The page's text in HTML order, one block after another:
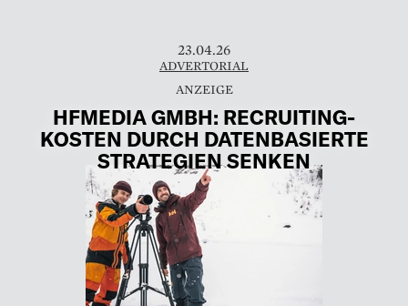
23.04.26
ADVERTORIAL
HFMEDIA GMBH: RECRUITING-
KOSTEN DURCH DATENBASIERTE
STRATEGIEN SENKEN